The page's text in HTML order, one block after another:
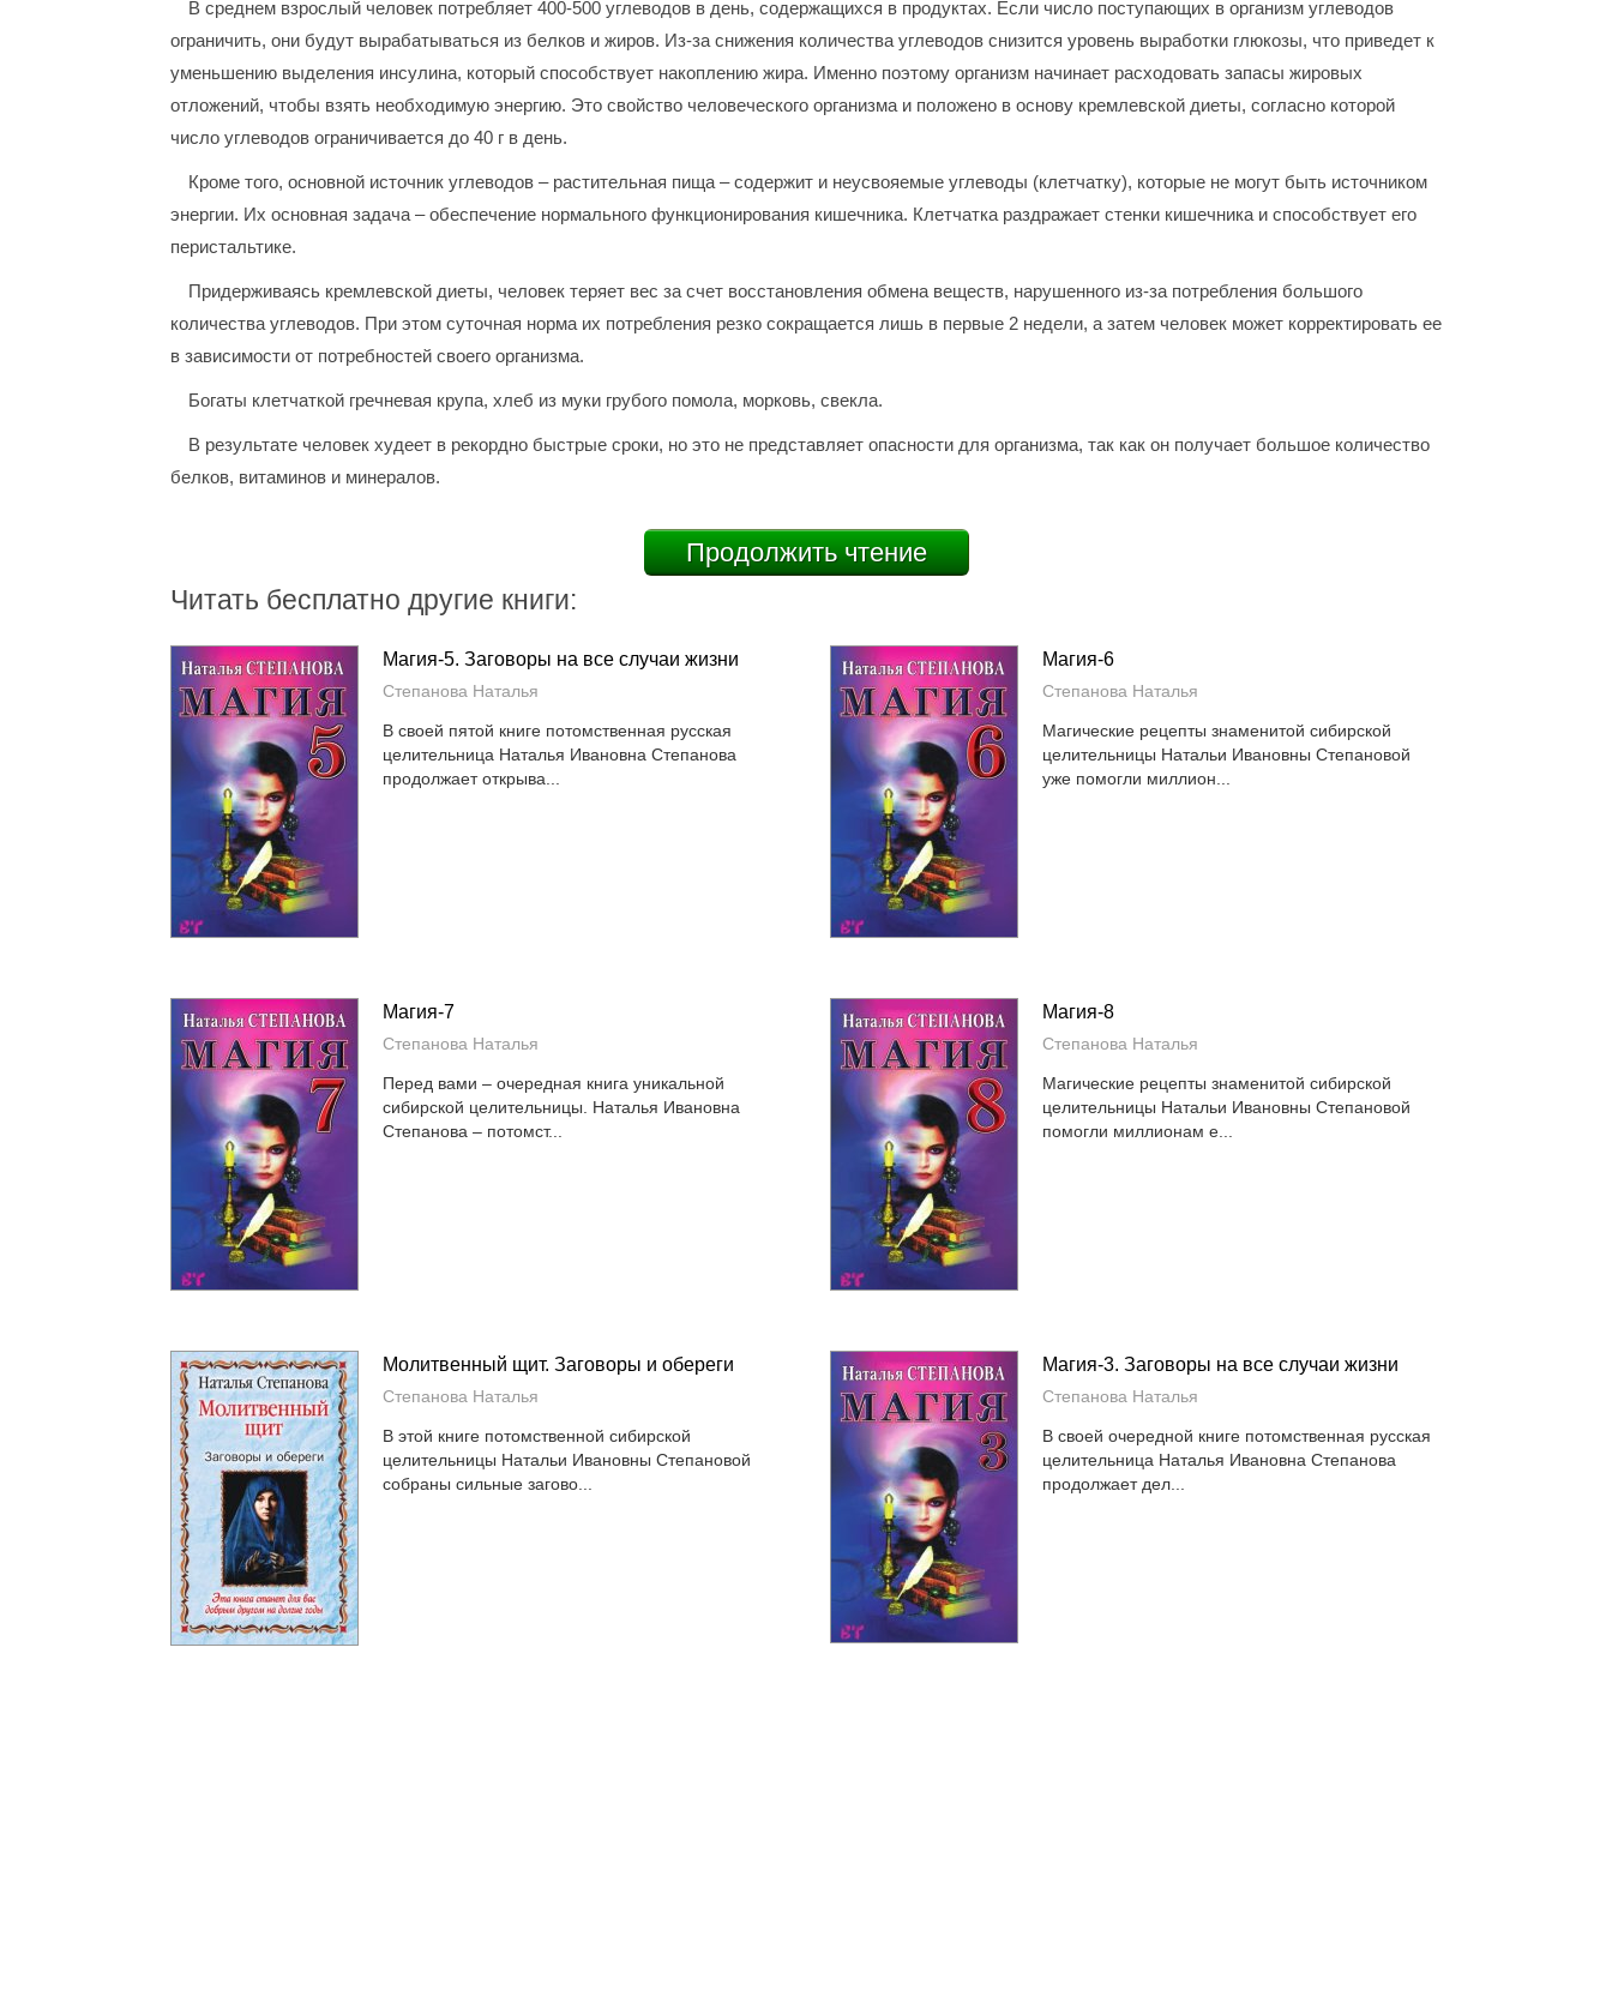
В среднем взрослый человек потребляет 400-500 углеводов в день, содержащихся в продуктах. Если число поступающих в организм углеводов
ограничить, они будут вырабатываться из белков и жиров. Из-за снижения количества углеводов снизится уровень выработки глюкозы, что приведет к
уменьшению выделения инсулина, который способствует накоплению жира. Именно поэтому организм начинает расходовать запасы жировых
отложений, чтобы взять необходимую энергию. Это свойство человеческого организма и положено в основу кремлевской диеты, согласно которой
число углеводов ограничивается до 40 г в день.
Кроме того, основной источник углеводов – растительная пища – содержит и неусвояемые углеводы (клетчатку), которые не могут быть источником
энергии. Их основная задача – обеспечение нормального функционирования кишечника. Клетчатка раздражает стенки кишечника и способствует его
перистальтике.
Придерживаясь кремлевской диеты, человек теряет вес за счет восстановления обмена веществ, нарушенного из-за потребления большого
количества углеводов. При этом суточная норма их потребления резко сокращается лишь в первые 2 недели, а затем человек может корректировать ее
в зависимости от потребностей своего организма.
Богаты клетчаткой гречневая крупа, хлеб из муки грубого помола, морковь, свекла.
В результате человек худеет в рекордно быстрые сроки, но это не представляет опасности для организма, так как он получает большое количество
белков, витаминов и минералов.
Продолжить чтение
Читать бесплатно другие книги:
Магия-5. Заговоры на все случаи жизни
Степанова Наталья
В своей пятой книге потомственная русская
целительница Наталья Ивановна Степанова
продолжает открыва...
Магия-6
Степанова Наталья
Магические рецепты знаменитой сибирской
целительницы Натальи Ивановны Степановой
уже помогли миллион...
Магия-7
Степанова Наталья
Перед вами – очередная книга уникальной
сибирской целительницы. Наталья Ивановна
Степанова – потомст...
Магия-8
Степанова Наталья
Магические рецепты знаменитой сибирской
целительницы Натальи Ивановны Степановой
помогли миллионам е...
Молитвенный щит. Заговоры и обереги
Степанова Наталья
В этой книге потомственной сибирской
целительницы Натальи Ивановны Степановой
собраны сильные загово...
Магия-3. Заговоры на все случаи жизни
Степанова Наталья
В своей очередной книге потомственная русская
целительница Наталья Ивановна Степанова
продолжает дел...